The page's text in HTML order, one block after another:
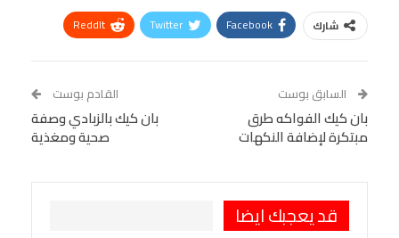
شارك Facebook
Twitter
ReddIt
Tumblr
البريد الإلكتروني
VK
Digg
LINE
Viber
السابق بوست
بان كيك الفواكه طرق
مبتكرة لإضافة النكهات
القادم بوست
بان كيك بالزبادي وصفة
صحية ومغذية
قد يعجبك ايضا